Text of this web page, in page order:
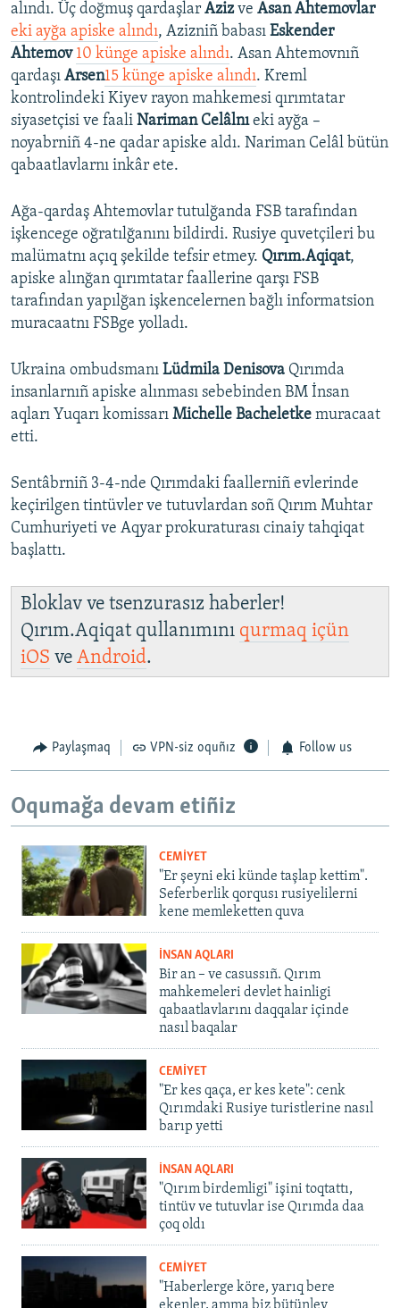
alındı. Üç doğmuş qardaşlar Azizve Asan Ahtemovlar
eki ayğa apiske alındı, Azizniñ babası Eskender
Ahtemov 10 künge apiske alındı. Asan Ahtemovnıñ
qardaşı Arsen15 künge apiske alındı. Kreml
kontrolindeki Kiyev rayon mahkemesi qırımtatar
siyasetçisi ve faali Nariman Celâlnıeki ayğa –
noyabrniñ 4-ne qadar apiske aldı. Nariman Celâl bütün
qabaatlavlarnı inkâr ete.
Ağa-qardaş Ahtemovlar tutulğanda FSB tarafından
işkencege oğratılğanını bildirdi. Rusiye quvetçileri bu
malümatnı açıq şekilde tefsir etmey. Qırım.Aqiqat,
apiske alınğan qırımtatar faallerine qarşı FSB
tarafından yapılğan işkencelernen bağlı informatsion
muracaatnı FSBge yolladı.
Ukraina ombudsmanı Lüdmila Denisova Qırımda
insanlarnıñ apiske alınması sebebinden BM İnsan
aqları Yuqarı komissarı Michelle Bacheletke muracaat
etti.
Sentâbrniñ 3-4-nde Qırımdaki faallerniñ evlerinde
keçirilgen tintüvler ve tutuvlardan soñ Qırım Muhtar
Cumhuriyeti ve Aqyar prokuraturası cinaiy tahqiqat
başlattı.
Bloklav ve tsenzurasız haberler!
Qırım.Aqiqat qullanımını qurmaq içün
iOS ve Android.
Paylaşmaq VPN-siz oquñız Follow us
Oqumağa devam etiñiz
CEMİYET
"Er şeyni eki künde taşlap kettim".
Seferberlik qorqusı rusiyelilerni
kene memleketten quva
İNSAN AQLARI
Bir an – ve casussıñ. Qırım
mahkemeleri devlet hainligi
qabaatlavlarını daqqalar içinde
nasıl baqalar
CEMİYET
"Er kes qaça, er kes kete": cenk
Qırımdaki Rusiye turistlerine nasıl
barıp yetti
İNSAN AQLARI
"Qırım birdemligi" işini toqtattı,
tintüv ve tutuvlar ise Qırımda daa
çoq oldı
CEMİYET
"Haberlerge köre, yarıq bere